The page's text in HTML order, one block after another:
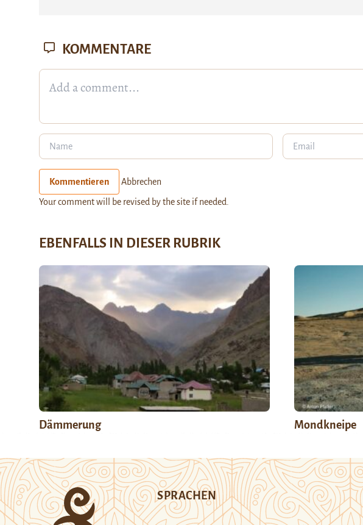
KOMMENTARE
Kommentieren Abbrechen
Your comment will be revised by the site if needed.
EBENFALLS IN DIESER RUBRIK
Dämmerung Mondkneipe
SPRACHEN